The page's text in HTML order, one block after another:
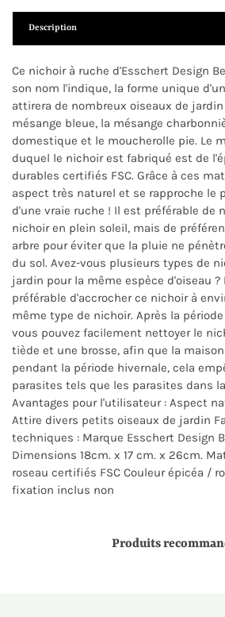
Description
Ce nichoir à ruche d'Esschert Design
son nom l'indique, la forme unique
attirera de nombreux oiseaux de
mésange bleue, la mésange
domestique et le moucherolle pie. Le
duquel le nichoir est fabriqué est de
durables certifiés FSC. Grâce à ces
aspect très naturel et se rapproche le
d'une vraie ruche ! Il est préférable de
nichoir en plein soleil, mais de
arbre pour éviter que la pluie ne
du sol. Avez-vous plusieurs types de
jardin pour la même espèce d'oiseau
préférable d'accrocher ce nichoir à
même type de nichoir. Après la
vous pouvez facilement nettoyer le
tiède et une brosse, afin que la
pendant la période hivernale, cela
parasites tels que les parasites dans
Avantages pour l'utilisateur : Aspect
Attire divers petits oiseaux de jardin
techniques : Marque Esschert Design
Dimensions 18cm. x 17 cm. x 26cm.
roseau certifiés FSC Couleur épicéa /
fixation inclus non
Produits